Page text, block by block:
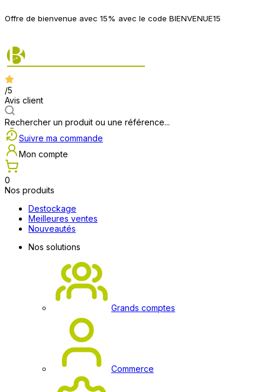
Offre de bienvenue avec 15% avec le code BIENVENUE15
/5
Avis client
Rechercher un produit ou une référence...
Suivre ma commande
Mon compte
0
Nos produits
Destockage
Meilleures ventes
Nouveautés
Nos solutions
Grands comptes
Commerce